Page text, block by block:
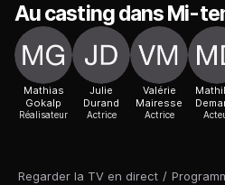
Regarder la TV en direct /
Au casting dans Mi-
Mathias
Gokalp
Réalisateur
Julie
Durand
Actrice
Valérie
Mairesse
Actrice